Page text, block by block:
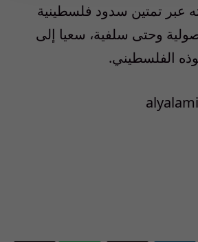
عبر تمتين سدود فلسطينية
وحتى سلفية، سعيا إلى
الفلسطيني.